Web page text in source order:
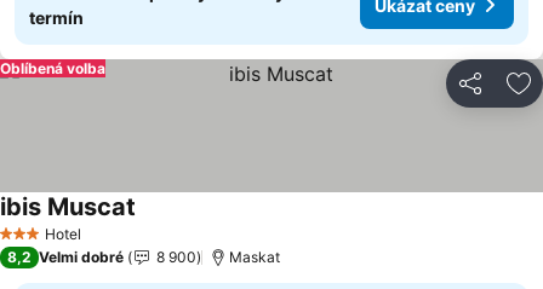
termín
Ukázat ceny
Sdílet
Oblíbená volba
3 Počet hvězdiček
Hotel
ibis Muscat
8,2 Velmi dobré 8 900 Maskat